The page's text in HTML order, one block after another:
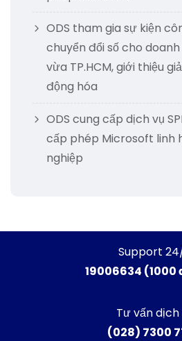
ODS tham gia sự kiện
chuyển đổi số cho
vừa TP.HCM, giới thiệu
động hóa
ODS cung cấp dịch vụ
cấp phép Microsoft linh
nghiệp
Support
19006634
Tư vấn dịch
(028) 7300